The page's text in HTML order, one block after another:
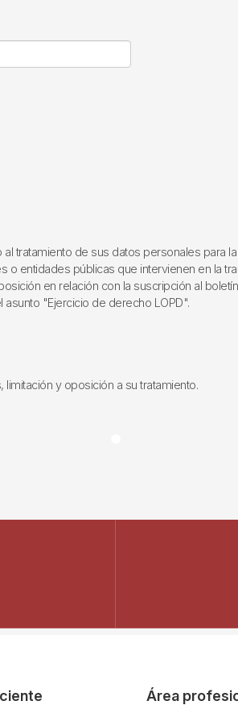
tratamiento de sus datos personales para
entidades públicas que intervienen en la
en relación con la suscripción al
asunto "Ejercicio de derecho LOPD".
y oposición a su tratamiento.
Área